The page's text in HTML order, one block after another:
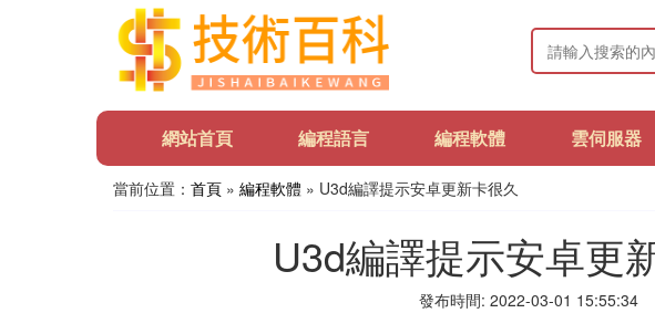
網站首頁 編程語言 編程軟體 雲伺服器
當前位置： 首頁 » 編程軟體 » U3d編譯提示安卓更新卡很久
U3d編譯提示安卓更
發布時間: 2022-03-01 15:55:34